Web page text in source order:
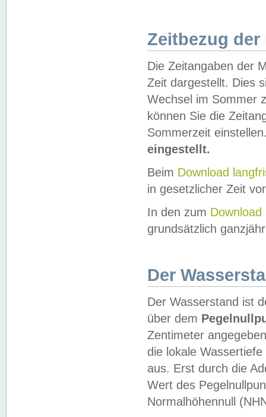
Zeitbezug der
Die Zeitangaben der
Zeit dargestellt. Dies
Wechsel im Sommer
können Sie die
Sommerzeit
eingestellt.
Beim Download
in gesetzlicher Zeit
In den zum Download
grundsätzlich
Der
Der Wasserstand ist
über dem
Zentimeter
die lokale
aus. Erst durch die
Wert des
Normalhöhennull